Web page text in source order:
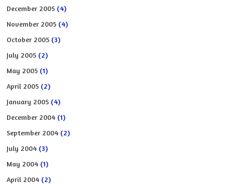
December 2005 (4)
November 2005 (4)
October 2005 (3)
July 2005 (2)
May 2005 (1)
April 2005 (2)
January 2005 (4)
December 2004 (1)
September 2004 (2)
July 2004 (3)
May 2004 (1)
April 2004 (2)